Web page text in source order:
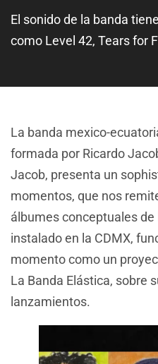
El sonido de la banda
como Level 42, Tears for
La banda mexico-
formada por Ricardo
Jacob, presenta un
momentos, que nos
álbumes conceptuales de
instalado en la CDMX,
momento como un
La Banda Elástica, sobre
lanzamientos.